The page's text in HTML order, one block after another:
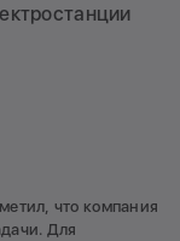
что компания
Для